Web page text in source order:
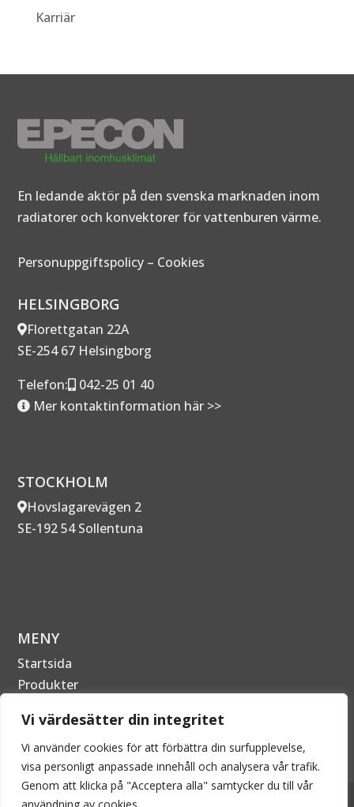
Vi värdesätter din integritet
Vi använder cookies för att förbättra din surfupplevelse,
visa personligt anpassade innehåll och analysera vår trafik.
Genom att klicka på "Acceptera alla" samtycker du till vår
Karriär
En ledande aktör på den svenska marknaden inom
radiatorer och konvektorer för vattenburen värme.
Personuppgiftspolicy – Cookies
HELSINGBORG
Florettgatan 22A
SE-254 67 Helsingborg
Telefon:
042-25 01 40
Mer kontaktinformation här >>
STOCKHOLM
Hovslagarevägen 2
SE-192 54 Sollentuna
MENY
Startsida
Produkter
Kontakta oss
2026 © EPECON AB - Alla rättigheter förbehållna. Kopiering